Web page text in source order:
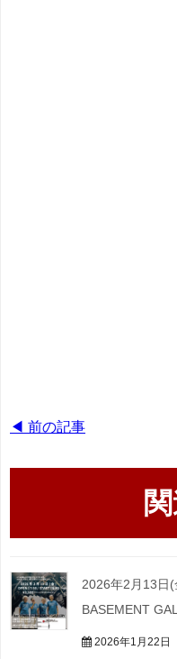
◀ 前の記事
2026年2月13日
BASEMENT
2026年1月22日